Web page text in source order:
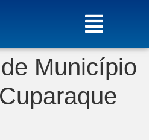
Município
Cuparaque